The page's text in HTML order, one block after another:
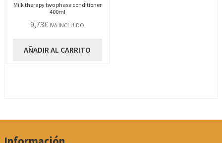
Milk therapy two phase conditioner
400ml
9,73€ IVA INCLUIDO
AÑADIR AL CARRITO